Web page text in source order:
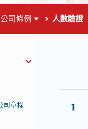
公司條例 人數驗證
司章程
1